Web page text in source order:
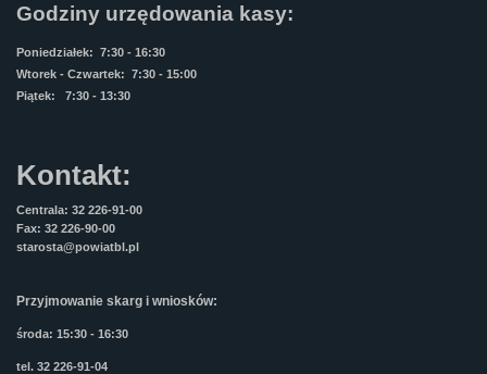
Godziny urzędowania kasy:
Poniedziałek: 7:30 - 16:30
Wtorek - Czwartek: 7:30 - 15:00
Piątek: 7:30 - 13:30
Kontakt:
Centrala: 32 226-91-00
Fax: 32 226-90-00
starosta@powiatbl.pl
Przyjmowanie skarg i wniosków:
środa: 15:30 - 16:30
tel. 32 226-91-04